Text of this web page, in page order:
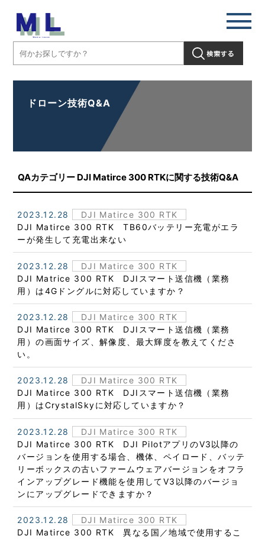
ドローン技術Q&A
QAカテゴリー DJI Matirce 300 RTKに関する技術Q&A
2023.12.28
DJI Matirce 300 RTK
DJI Matirce 300 RTK TB60バッテリー充電がエラ
ーが発生して充電出来ない
2023.12.28
DJI Matirce 300 RTK
DJI Matrice 300 RTK DJIスマート送信機（業務
用）は4Gドングルに対応していますか？
2023.12.28
DJI Matirce 300 RTK
DJI Matirce 300 RTK DJIスマート送信機（業務
用）の画面サイズ、解像度、最大輝度を教えてくださ
い。
2023.12.28
DJI Matirce 300 RTK
DJI Matirce 300 RTK DJIスマート送信機（業務
用）はCrystalSkyに対応していますか？
2023.12.28
DJI Matirce 300 RTK
DJI Matirce 300 RTK DJI PilotアプリのV3以降の
バージョンを使用する場合、機体、ペイロード、バッテ
リーボックスの古いファームウェアバージョンをオフラ
インアップグレード機能を使用してV3以降のバージョ
ンにアップグレードできますか？
2023.12.28
DJI Matirce 300 RTK
DJI Matirce 300 RTK 異なる国／地域で使用するこ